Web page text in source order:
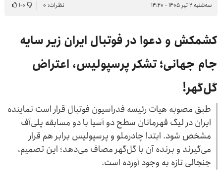
سه‌شنبه ۲ تیر ۱۴۰۵ - ۱۴:۲۰
نظرات: ۰ ۰-۱
کشمکش و دعوا در فوتبال ایران زیر سایه
جام جهانی؛‌ تشکر پرسپولیس، اعتراض
گل‌گهر!
طبق مصوبه هیات رئیسه فدراسیون فوتبال قرار است نماینده
ایران در لیگ قهرمانان سطح دو آسیا با دو مسابقه پلی‌آف
مشخص شود. ابتدا چادرملو و پرسپولیس برابر هم قرار
می‌گیرند و برنده آن با گل‌گهر مصاف می‌دهد؛ این تصمیم،
جنجالی تازه به وجود آورده است.